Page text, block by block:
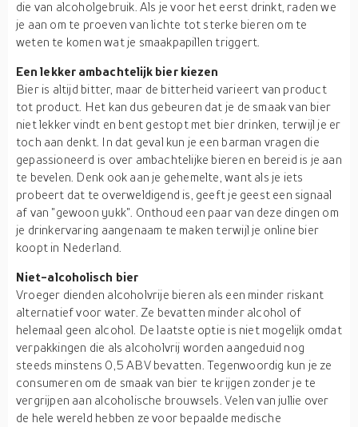
die van alcoholgebruik. Als je voor het eerst drinkt, raden we
je aan om te proeven van lichte tot sterke bieren om te
weten te komen wat je smaakpapillen triggert.
Een lekker ambachtelijk bier kiezen
Bier is altijd bitter, maar de bitterheid varieert van product
tot product. Het kan dus gebeuren dat je de smaak van bier
niet lekker vindt en bent gestopt met bier drinken, terwijl je er
toch aan denkt. In dat geval kun je een barman vragen die
gepassioneerd is over ambachtelijke bieren en bereid is je aan
te bevelen. Denk ook aan je gehemelte, want als je iets
probeert dat te overweldigend is, geeft je geest een signaal
af van "gewoon yukk". Onthoud een paar van deze dingen om
je drinkervaring aangenaam te maken terwijl je online bier
koopt in Nederland.
Niet-alcoholisch bier
Vroeger dienden alcoholvrije bieren als een minder riskant
alternatief voor water. Ze bevatten minder alcohol of
helemaal geen alcohol. De laatste optie is niet mogelijk omdat
verpakkingen die als alcoholvrij worden aangeduid nog
steeds minstens 0,5 ABV bevatten. Tegenwoordig kun je ze
consumeren om de smaak van bier te krijgen zonder je te
vergrijpen aan alcoholische brouwsels. Velen van jullie over
de hele wereld hebben ze voor bepaalde medische